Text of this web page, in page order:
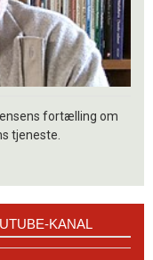
fortælling om
tjeneste.
KANAL